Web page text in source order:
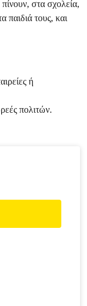
στα σχολεία,
παιδιά τους, και
ή
πολιτών.